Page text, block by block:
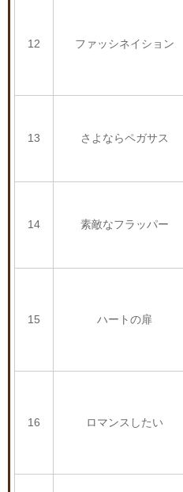
12 ファッシネイション
13 さよならペガサス
14 素敵なフラッパー
15 ハートの扉
16 ロマンスしたい